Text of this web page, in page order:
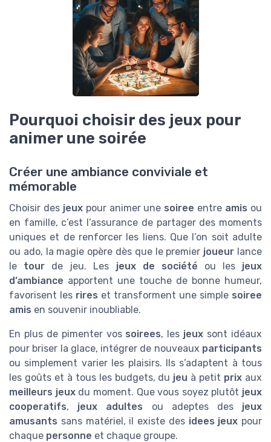
Pourquoi choisir des jeux pour
animer une soirée
Créer une ambiance conviviale et
mémorable
Choisir des jeuxpour animer une soiree entre amis ou
en famille, c’est l’assurance de partager des moments
uniques et de renforcer les liens. Que l’on soit adulte
ou ado, la magie opère dès que le premier joueur lance
le tour de jeu. Les jeux de société ou les jeux
d’ambiance apportent une touche de bonne humeur,
favorisent les rires et transforment une simple soiree
amis en souvenir inoubliable.
En plus de pimenter vos soirees, les jeux sont idéaux
pour briser la glace, intégrer de nouveaux participants
ou simplement varier les plaisirs. Ils s’adaptent à tous
les goûts et à tous les budgets, du jeu à petit prix aux
meilleurs jeuxdu moment. Que vous soyez plutôt jeux
cooperatifs, jeux adultes ou adeptes des jeux
amusants sans matériel, il existe des idees jeux pour
chaque personne et chaque groupe.